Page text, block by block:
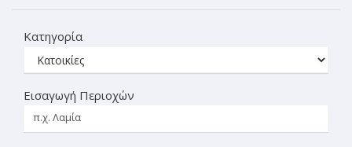
Κατηγορία
Εισαγωγή Περιοχών